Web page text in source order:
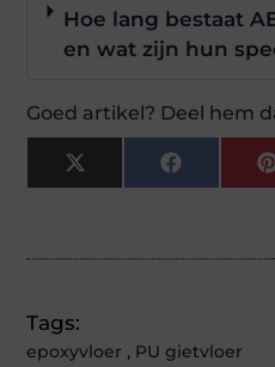
Hoe lang bestaat
en wat zijn hun
Goed artikel? Deel hem
X
(Twitter)
Tags:
epoxyvloer , PU gietvloer